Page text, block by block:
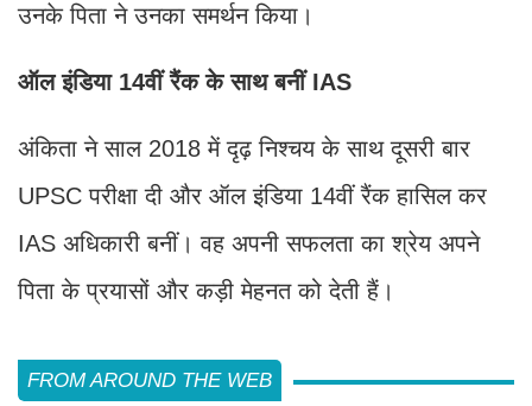
उनके पिता ने उनका समर्थन किया।
ऑल इंडिया 14वीं रैंक के साथ बनीं IAS
अंकिता ने साल 2018 में दृढ़ निश्चय के साथ दूसरी बार
UPSC परीक्षा दी और ऑल इंडिया 14वीं रैंक हासिल कर
IAS अधिकारी बनीं। वह अपनी सफलता का श्रेय अपने
पिता के प्रयासों और कड़ी मेहनत को देती हैं।
FROM AROUND THE WEB